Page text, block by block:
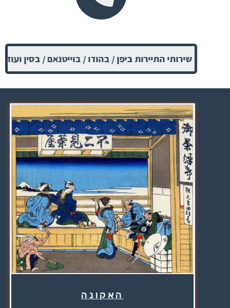
שירותי התיירות ביפן / בהודו / בוייטנאם / בסין ועוד.
האקונה